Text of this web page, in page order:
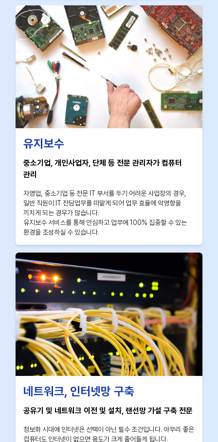
유지보수
중소기업, 개인사업자, 단체 등 전문 관리자가 컴퓨터
관리
자영업, 중소기업 등 전문 IT 부서를 두기 어려운 사업장의 경우,
일반 직원이 IT 전담업무를 떠맡게 되어 업무 효율에 악영향을
끼치게 되는 경우가 많습니다.
유지보수 서비스를 통해 안심하고 업무에 100% 집중할 수 있는
환경을 조성하실 수 있습니다.
네트워크, 인터넷망 구축
공유기 및 네트워크 이전 및 설치, 랜선망 가설 구축 전문
정보화 시대에 인터넷은 선택이 아닌 필수 조건입니다. 아무리 좋은
컴퓨터도 인터넷이 없으면 용도가 크게 줄어들게 됩니다.